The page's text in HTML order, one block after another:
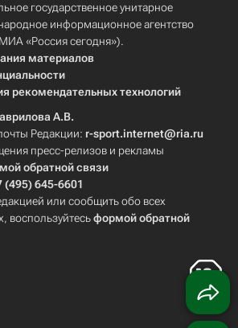
государственное унитарное
информационное агентство
«Россия сегодня»).
материалов
рекомендательных технологий
А.В.
Редакции: r-sport.internet@ria.ru
пресс-релизов и рекламы
обратной связи
(495) 645-6601
или сообщить обо всех
воспользуйтесьформой обратной